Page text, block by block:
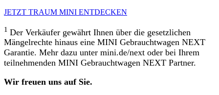
JETZT TRAUM MINI ENTDECKEN
1 Der Verkäufer gewährt Ihnen über die gesetzlichen
Mängelrechte hinaus eine MINI Gebrauchtwagen NEXT
Garantie. Mehr dazu unter mini.de/next oder bei Ihrem
teilnehmenden MINI Gebrauchtwagen NEXT Partner.
Wir freuen uns auf Sie.